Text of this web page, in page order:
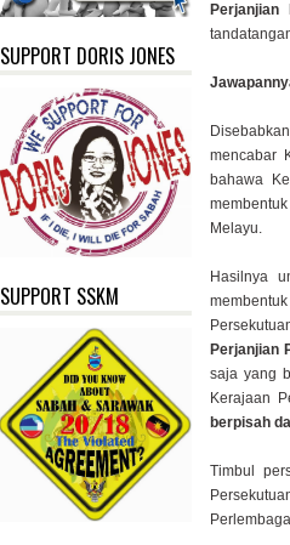
SUPPORT DORIS JONES
SUPPORT SSKM
Perjanjian
mencabar
bahawa
Melayu.
Hasilnya
Perjanjian
saja yang
Kerajaan
berpisah
Timbul